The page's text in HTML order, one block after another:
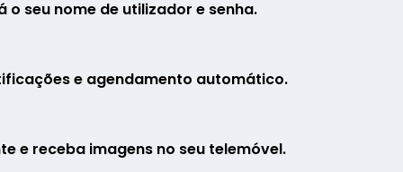
seu nome de utilizador e senha.
e agendamento automático.
e receba imagens no seu telemóvel.